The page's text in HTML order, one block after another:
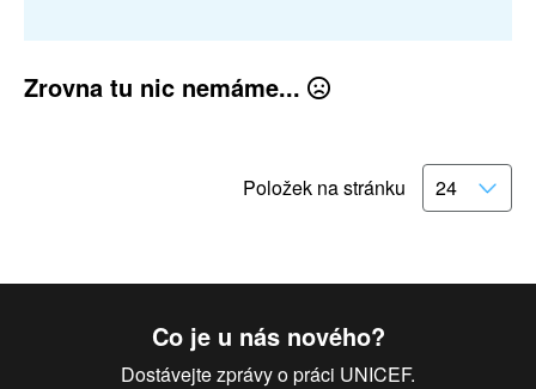
Zrovna tu nic nemáme...
Položek na stránku
Co je u nás nového?
Dostávejte zprávy o práci UNICEF.